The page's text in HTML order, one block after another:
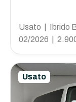
Usato | Ibrido
02/2026 |
Usato